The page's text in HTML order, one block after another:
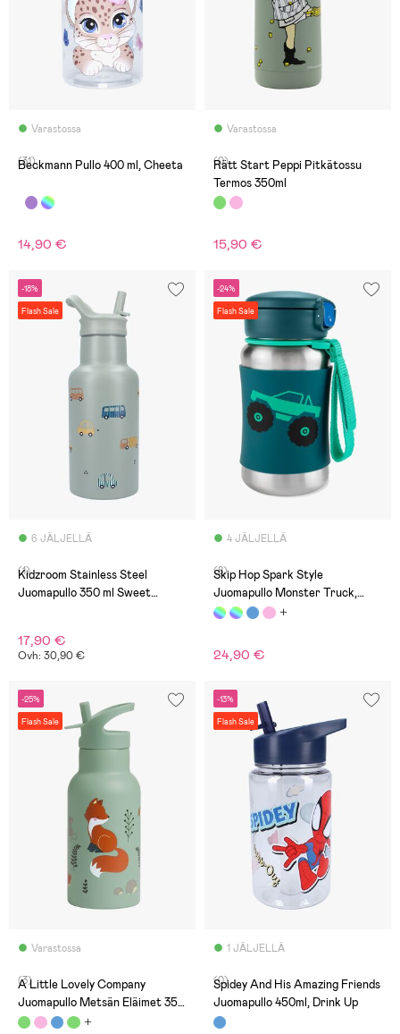
Varastossa
(31)
Beckmann Pullo 400 ml, Cheeta
14,90 €
Varastossa
(0)
Rätt Start Peppi Pitkätossu
Termos 350ml
15,90 €
-18%
Flash Sale
6 JÄLJELLÄ
(1)
Kidzroom Stainless Steel
Juomapullo 350 ml Sweet
17,90 €
Ovh: 30,90 €
-24%
Flash Sale
4 JÄLJELLÄ
(8)
Skip Hop Spark Style
Juomapullo Monster Truck,
Vihreä
24,90 €
-25%
Flash Sale
Varastossa
(3)
A Little Lovely Company
Juomapullo Metsän Eläimet 350
ml, Vihreä
-13%
Flash Sale
1 JÄLJELLÄ
(0)
Spidey And His Amazing Friends
Juomapullo 450ml, Drink Up